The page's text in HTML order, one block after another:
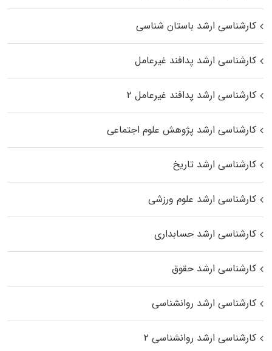
کارشناسی ارشد باستان شناسی
کارشناسی ارشد پدافند غیرعامل
کارشناسی ارشد پدافند غیرعامل ۲
کارشناسی ارشد پژوهش علوم اجتماعی
کارشناسی ارشد تاریخ
کارشناسی ارشد علوم ورزشی
کارشناسی ارشد حسابداری
کارشناسی ارشد حقوق
کارشناسی ارشد روانشناسی
کارشناسی ارشد روانشناسی ۲